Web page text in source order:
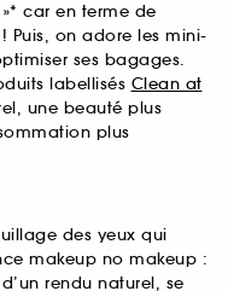
car en terme de
Puis, on adore les mini-
ses bagages.
labellisés Clean at
une beauté plus
plus
des yeux qui
makeup no makeup :
rendu naturel, se